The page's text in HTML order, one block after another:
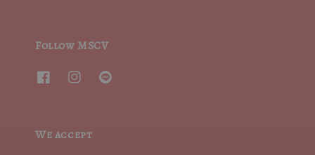
Follow MSCV
We accept